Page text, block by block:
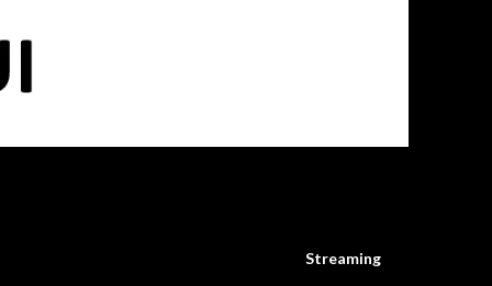
Streaming